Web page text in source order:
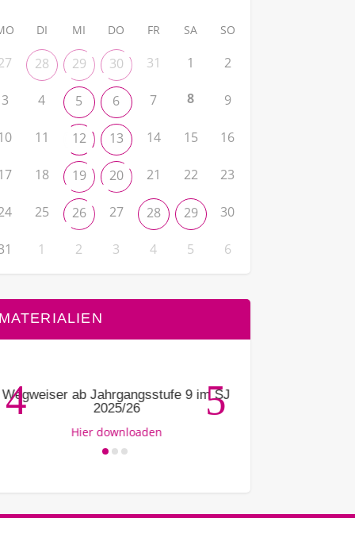
DI MI DO FR SA SO
28 29 30 31 1 2
3 4 5 6 7 8 9
11 12 13 14 15 16
18 19 20 21 22 23
25 26 27 28 29 30
1 2 3 4 5 6
MATERIALIEN
Wegweiser ab Jahrgangsstufe 9 im SJ
2025/26
Hier downloaden